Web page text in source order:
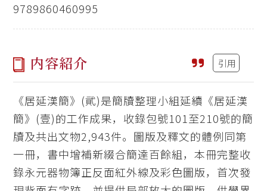
9789860460995
内容紹介 引用
《居延漢簡》(貮)是簡牘整理小組延續《居延漢
簡》(壹)的工作成果，收錄包號101至210號的簡
牘及共出文物2,943件。圖版及釋文的體例同第
一冊，書中增補新綴合簡達百餘組，本冊完整收
錄永元器物簿正反面紅外線及彩色圖版，首次發